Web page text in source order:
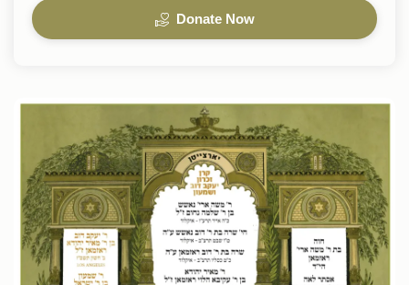
Donate Now